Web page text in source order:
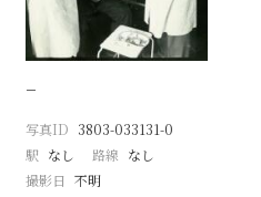
−
写真ID 3803-033131-0
駅 なし 路線 なし
撮影日 不明